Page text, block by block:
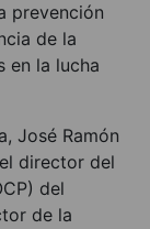
prevención
de la
en la lucha
José Ramón
director del
del
de la